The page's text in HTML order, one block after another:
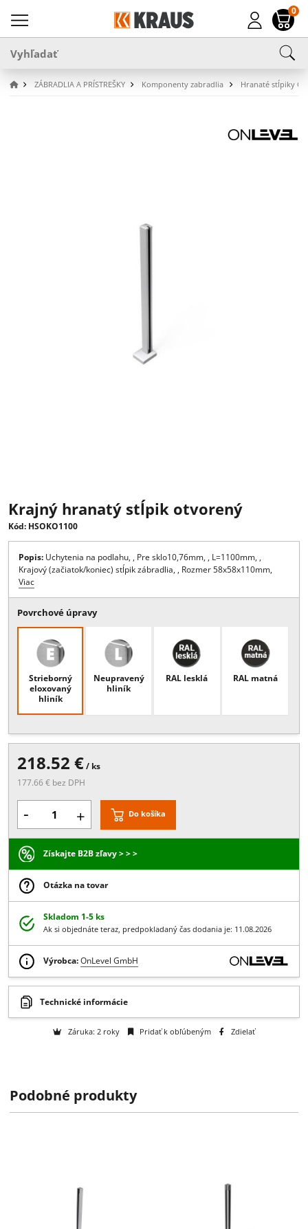
0
ZÁBRADLIA A PRÍSTREŠKY Komponenty zabradlia Hranaté stĺpiky
Krajný hranatý stĺpik otvorený
Kód: HSOKO1100
Popis: Uchytenia na podlahu, , Pre sklo10,76mm, , L=1100mm, ,
Krajový (začiatok/koniec) stĺpik zábradlia, , Rozmer 58x58x110mm,
Viac
Povrchové úpravy
eloxovaný
hliník
218.52 €/ ks
177.66 € bez DPH
- + Do košíka
Získajte B2B zľavy > > >
Otázka na tovar
Skladom 1-5 ks
Ak si objednáte teraz, predpokladaný čas dodania je: 11.08.2026
Technické informácie
Podobné produkty